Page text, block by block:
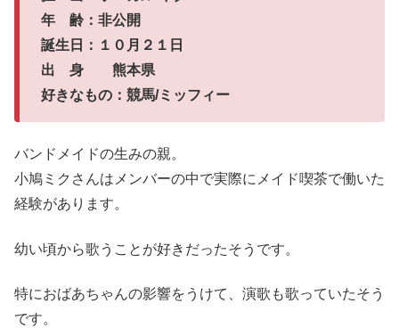
年 齢：非公開
誕生日：１０月２１日
出 身 熊本県
好きなもの：競馬/ミッフィー
バンドメイドの生みの親。
小鳩ミクさんはメンバーの中で実際にメイド喫茶で働いた
経験があります。
幼い頃から歌うことが好きだったそうです。
特におばあちゃんの影響をうけて、演歌も歌っていたそう
です。